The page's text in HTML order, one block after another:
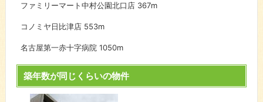
ファミリーマート中村公園北口店 367m
コノミヤ日比津店 553m
名古屋第一赤十字病院 1050m
築年数が同じくらいの物件